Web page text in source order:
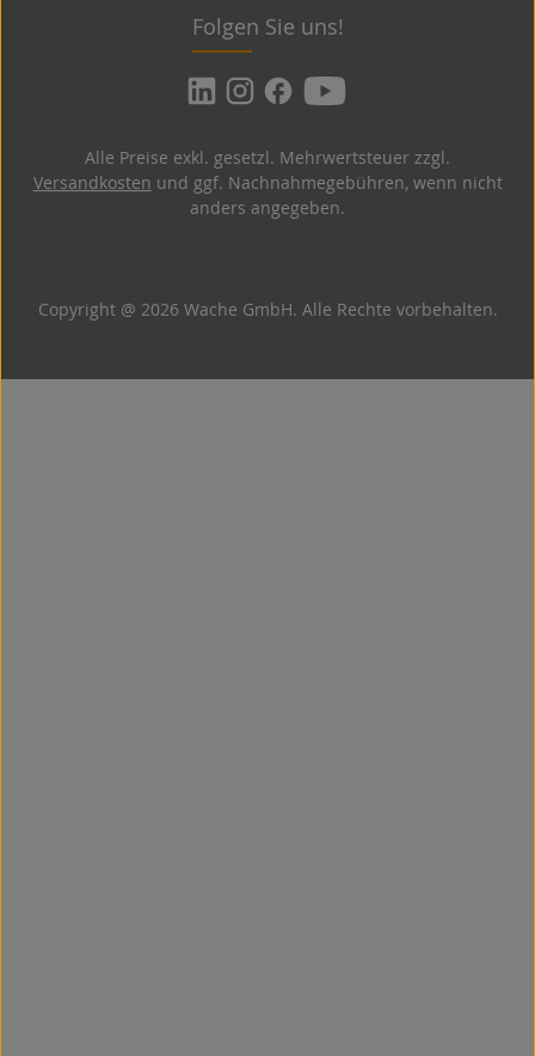
Folgen Sie uns!
Copyright @ 2026 Wache GmbH. Alle Rechte vorbehalten.
Alle Preise exkl. gesetzl. Mehrwertsteuer zzgl.
Versandkosten und ggf. Nachnahmegebühren, wenn nicht
anders angegeben.